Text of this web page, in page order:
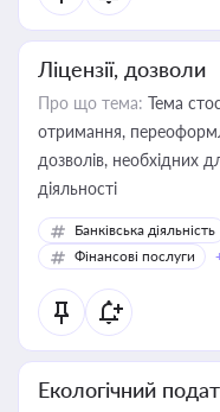
Ліцензії, дозволи
Про що тема: Тема
отримання,
дозволів, необхідних
діяльності
Банківська діяльність
Фінансові послуги
Екологічний